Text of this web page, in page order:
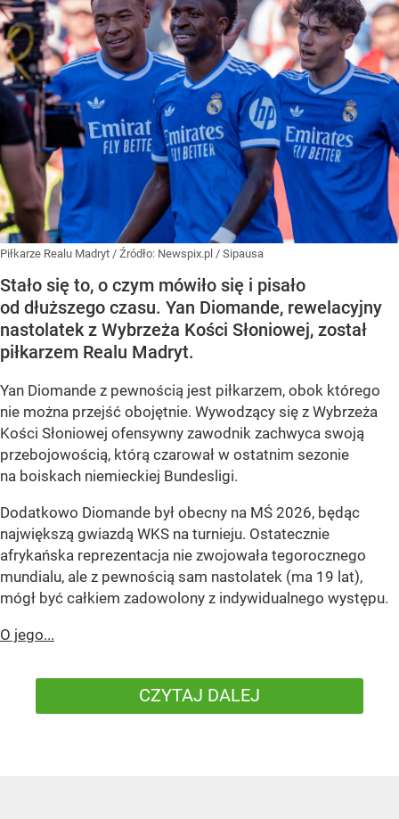
Piłkarze Realu Madryt / Źródło: Newspix.pl / Sipausa
Stało się to, o czym mówiło się i pisało
od dłuższego czasu. Yan Diomande, rewelacyjny
nastolatek z Wybrzeża Kości Słoniowej, został
piłkarzem Realu Madryt.
Yan Diomande z pewnością jest piłkarzem, obok którego
nie można przejść obojętnie. Wywodzący się z Wybrzeża
Kości Słoniowej ofensywny zawodnik zachwyca swoją
przebojowością, którą czarował w ostatnim sezonie
na boiskach niemieckiej Bundesligi.
Dodatkowo Diomande był obecny na MŚ 2026, będąc
największą gwiazdą WKS na turnieju. Ostatecznie
afrykańska reprezentacja nie zwojowała tegorocznego
mundialu, ale z pewnością sam nastolatek (ma 19 lat),
mógł być całkiem zadowolony z indywidualnego występu.
O jego...
CZYTAJ DALEJ